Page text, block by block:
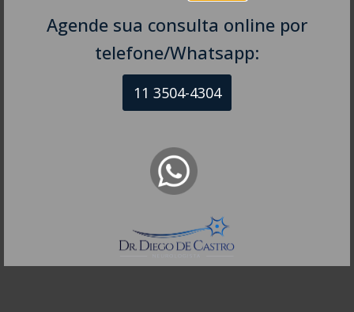
Agende sua consulta online por
telefone/Whatsapp:
11 3504-4304
humanidade e sustentabilidade. Destinado ao
público em geral.
NEUROLOGISTA EM SÃO PAULO – SP
R. Itapeva, 518 - sala 1301
Bela Vista - São Paulo - SP